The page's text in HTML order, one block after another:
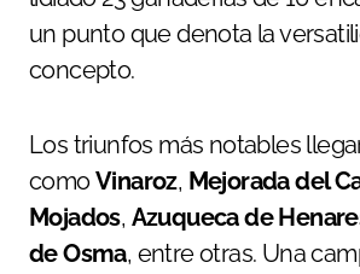
un punto que denota la
concepto.
Los triunfos más notables
comoVinaroz, Mejorada del
Mojados, Azuqueca de
de Osma, entre otras. Una